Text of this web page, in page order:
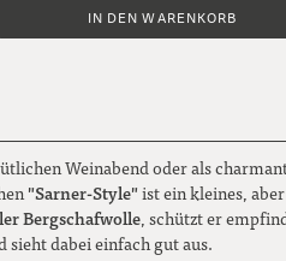
dunkelgrau
hellgrau
IN DEN WARENKORB
Weinabend oder als
"Sarner-Style" ist ein kleines,
Bergschafwolle, schützt er
sieht dabei einfach gut aus.